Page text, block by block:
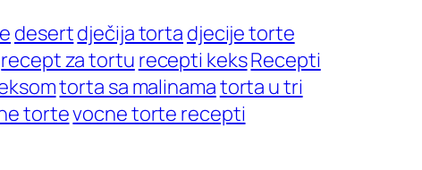
desertdječija torta djecije torte
recept za tortu recepti keksRecepti
torta sa malinamatorta u tri
tortevocne torte recepti